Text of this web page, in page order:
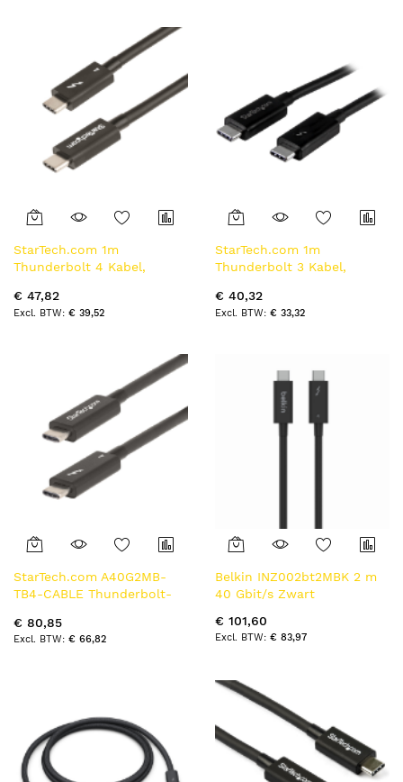
Thunderbolt 4/USB4/USB-C
StarTech.com 1m
Thunderbolt 4 Kabel,
Video, Intel-Certified
Thunderbolt Kabel,
3.2/USB Type-C/DisplayPort
€ 47,82
€ 39,52
StarTech.com 1m
Thunderbolt 3 Kabel,
Thunderbolt Gecertificeerd,
Thunderbolt 4/USB
€ 40,32
€ 33,32
StarTech.com A40G2MB-
TB4-CABLE Thunderbolt-
€ 80,85
€ 66,82
Belkin INZ002bt2MBK 2 m
40 Gbit/s Zwart
€ 101,60
€ 83,97